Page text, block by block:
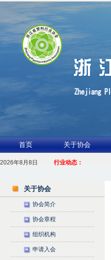
首页 关于协会
2026年8月8日 行业动态：
1.聚力产业链 共启新征程
关于协会
协会简介
协会章程
组织机构
申请入会